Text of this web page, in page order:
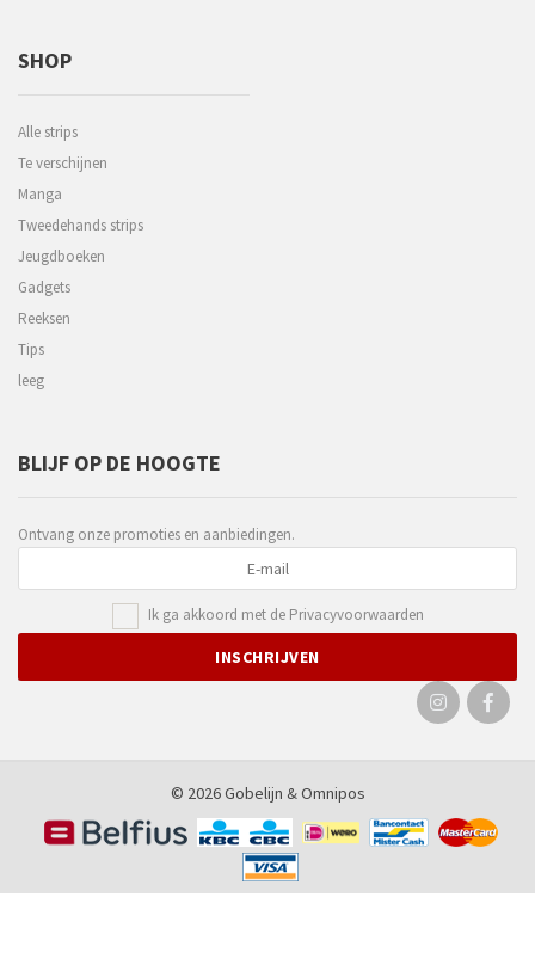
SHOP
Alle strips
Te verschijnen
Manga
Tweedehands strips
Jeugdboeken
Gadgets
Reeksen
Tips
leeg
BLIJF OP DE HOOGTE
Ontvang onze promoties en aanbiedingen.
Ik ga akkoord met de Privacyvoorwaarden
© 2026 Gobelijn &Omnipos